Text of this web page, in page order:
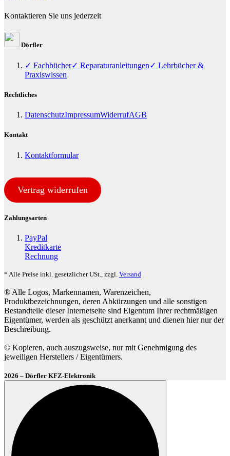
Kontaktieren Sie uns jederzeit
Dörfler
✓ Fachbücher✓ Reparaturanleitungen✓ Lehrbücher &
Praxiswissen
Rechtliches
DatenschutzImpressumWiderrufAGB
Kontakt
Kontaktformular
Vertrag widerrufen
Zahlungsarten
PayPal
Kreditkarte
Rechnung
* Alle Preise inkl. gesetzlicher USt., zzgl. Versand
® Alle Logos, Markennamen, Warenzeichen,
Produktbezeichnungen, deren Abkürzungen und alle sonstigen
Bestandteile dieser Internetseite sind Eigentum Ihrer rechtmäßigen
Eigentümer, werden als geschützt anerkannt und dienen hier nur der
Beschreibung.
© Kopieren, auch auszugsweise, nur mit Genehmigung des
jeweiligen Herstellers / Eigentümers.
2026 – Dörfler KFZ-Elektronik